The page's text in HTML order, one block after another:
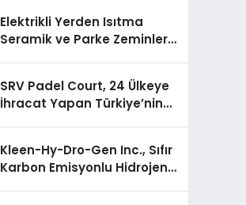
Elektrikli Yerden Isıtma
Seramik ve Parke Zeminler
SRV Padel Court, 24 Ülkeye
İhracat Yapan Türkiye’nin
Kleen-Hy-Dro-Gen Inc., Sıfır
Karbon Emisyonlu Hidrojen